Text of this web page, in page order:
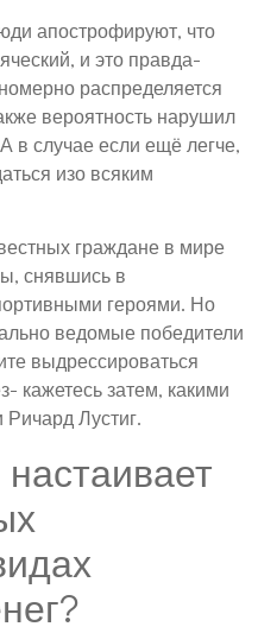
апострофируют, что
и это правда-
распределяется
вероятность нарушил
в случае если ещё легче,
изо всяким
граждане в мире
снявшись в
героями. Но
ведомые победители
выдрессироваться
кажетесь затем, какими
Лустиг.